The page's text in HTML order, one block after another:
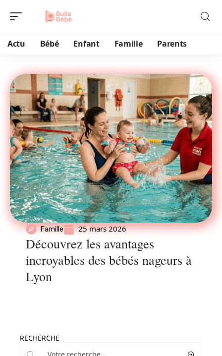
Actu Bébé Enfant Famille Parents
Famille 25 mars 2026
Découvrez les avantages
incroyables des bébés nageurs à
Lyon
RECHERCHE